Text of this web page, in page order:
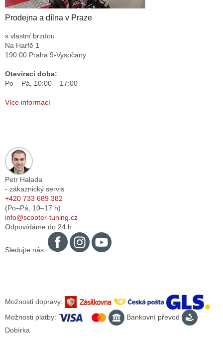
Prodejna a dílna v Praze
s vlastní brzdou
Na Harfě 1
190 00 Praha 9-Vysočany
Otevíraci doba:
Po – Pá, 10:00 – 17:00
Více informací
Petr Halada
- zákaznický servis
+420 733 689 382
(Po–Pá, 10–17 h)
info@scooter-tuning.cz
Odpovídáme do 24 h
Sledujte nás:
Možnosti dopravy:
Možnosti platby:
Bankovní převod
Dobírka